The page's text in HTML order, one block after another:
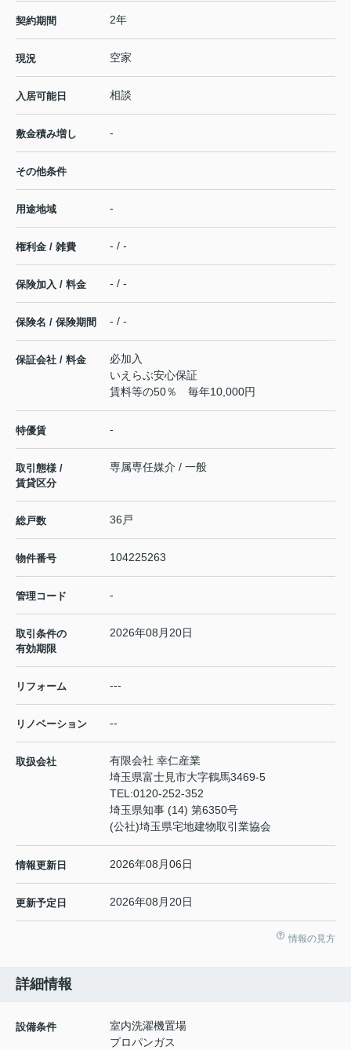
契約期間 2年
現況 空家
入居可能日 相談
敷金積み増し -
その他条件
用途地域 -
権利金 / 雑費 - / -
保険加入 / 料金 - / -
保険名 / 保険期間 - / -
保証会社 / 料金
必加入
いえらぶ安心保証
賃料等の50％ 毎年10,000円
特優賃 -
取引態様 /
賃貸区分
専属専任媒介 / 一般
総戸数 36戸
物件番号 104225263
管理コード -
取引条件の
有効期限
2026年08月20日
リフォーム ---
リノベーション --
取扱会社
有限会社 幸仁産業
埼玉県富士見市大字鶴馬3469-5
TEL:0120-252-352
埼玉県知事 (14) 第6350号
(公社)埼玉県宅地建物取引業協会
情報更新日 2026年08月06日
更新予定日 2026年08月20日
情報の見方
詳細情報
設備条件
室内洗濯機置場
プロパンガス